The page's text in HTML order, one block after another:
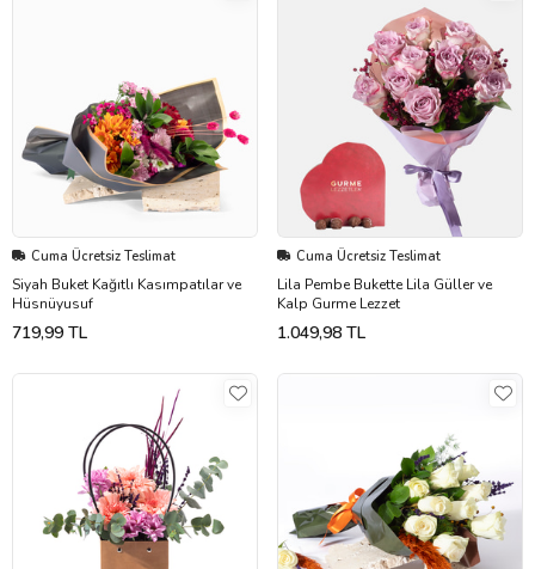
Cuma Ücretsiz Teslimat
Siyah Buket Kağıtlı Kasımpatılar ve
Hüsnüyusuf
719,99 TL
Cuma Ücretsiz Teslimat
Lila Pembe Bukette Lila Güller ve
Kalp Gurme Lezzet
1.049,98 TL